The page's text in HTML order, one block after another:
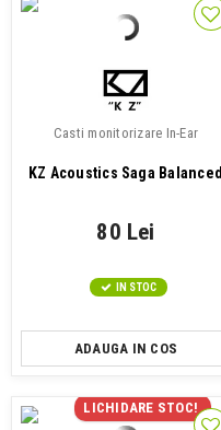
Casti monitorizare In-Ear
KZ Acoustics Saga Balanced
80 Lei
IN STOC
ADAUGA IN COS
LICHIDARE STOC!